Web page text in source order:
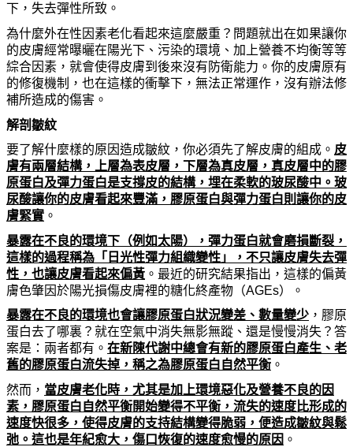
下，失去彈性所致。
為什麼外在性因素老化看起來這麼嚴重？問題就出在如果讓你
的皮膚經常曝曬在陽光下、 污染的環境、加上營養不均衡等等
綜合因素，就會使得皮膚到後來沒有防衛能力。 你的皮膚原有
的修復機制，也在這樣的衝擊下，無法正常運作，沒有辦法修
補所造成的傷害。
解剖皺紋
要了解什麼樣的原因造成皺紋， 你必須先了解皮膚的組成。 皮
膚有兩層結構，上層為表皮層，下層為真皮層， 真皮層中的膠
原蛋白及彈力蛋白是支撐皮的結構，埋在柔軟的玻尿酸中。玻
尿酸讓你的皮膚看起來豐滿，膠原蛋白與彈力蛋白則讓你的皮
膚緊實 。
暴露在不良的環境下（例如太陽），彈力蛋白就會磨損斷裂，
這樣的過程稱為 「日光性彈力組織變性」，不只讓皮膚失去彈
性，也讓皮膚看起來偏黃 。最近的研究結果指出，這樣的偏黃
膚色肇因於陽光損傷皮膚裡的糖化終產物（AGEs）。
暴露在不良的環境也會讓膠原蛋白狀況變差、數量變少 ，膠原
蛋白去了 哪裏？就在空氣中消失無影無蹤、還是慢慢消失？答
案是：兩者都有。 在新陳代謝中總會有新的膠原蛋白 產生、老
舊的膠原蛋白流失掉，稱之為膠原蛋白自然平衡 。
然而， 當皮膚老化時，尤其是加上環境惡化及營養不良的因
素，膠原蛋白自然平衡開始變得不平衡，流失的速度比形成的
速度快很多，使得皮膚的支持結構變得脆弱，便造成皺紋與鬆
弛。這也是年紀愈大，傷口恢復的速度愈慢的原因 。